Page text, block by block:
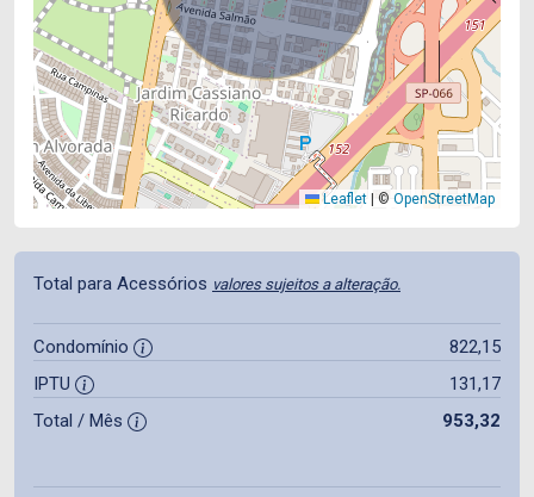
Leaflet © OpenStreetMap
Total para Acessórios valores sujeitos a alteração.
Condomínio
822,15
IPTU
131,17
Total / Mês
953,32